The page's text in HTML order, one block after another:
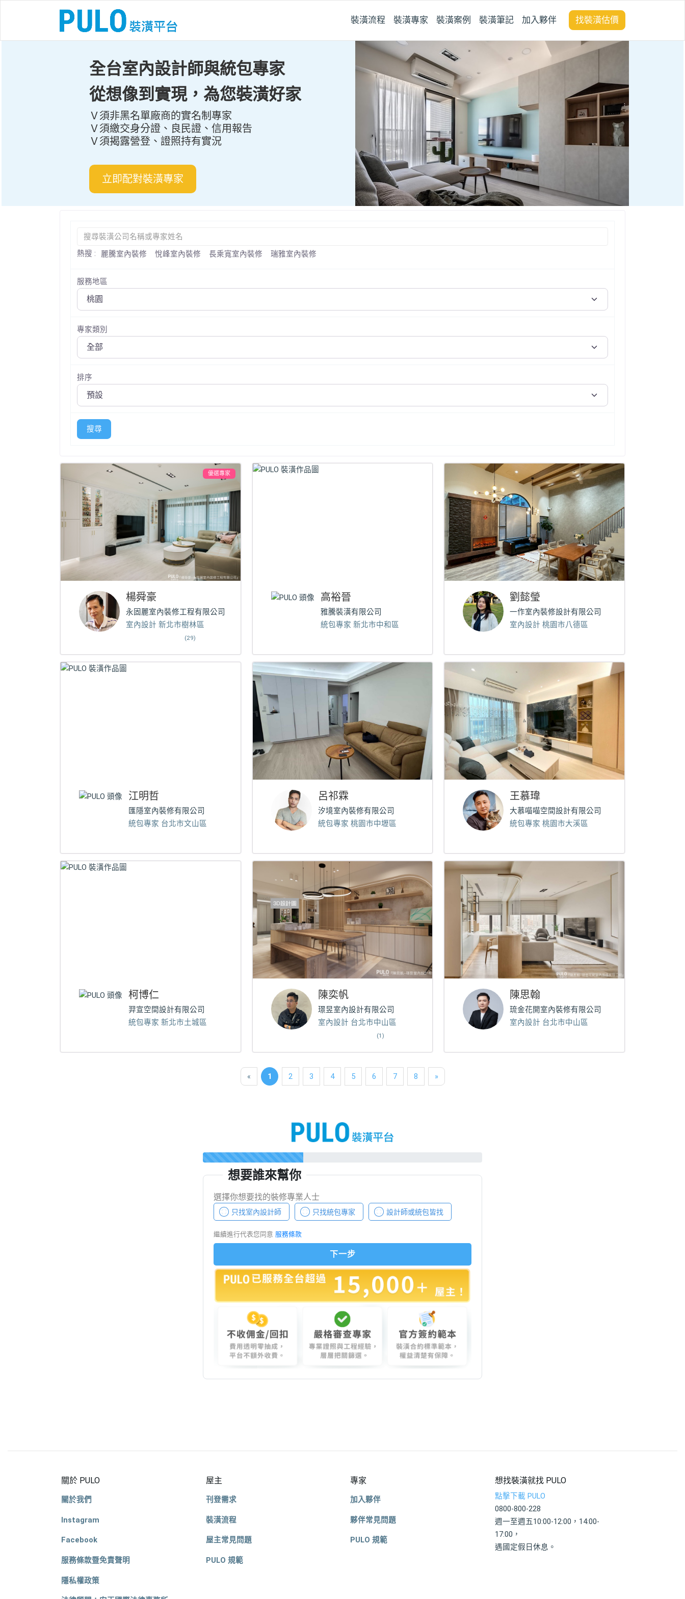
裝潢流程 裝潢專家 裝潢案例 裝潢筆記 加入夥伴 找裝潢估價
全台室內設計師與統包專家
從想像到實現，為您裝潢好家
Ｖ須非黑名單廠商的實名制專家
Ｖ須繳交身分證、良民證、信用報告
Ｖ須揭露營登、證照持有實況
立即配對裝潢專家
熱搜 : 麗騰室內裝修 悅峰室內裝修 長乘寬室內裝修 瑞雅室內裝修
服務地區
專家類別
排序
搜尋
優選專家
楊舜豪
永固麗室內裝修工程有限公司
室內設計 新北市樹林區
(29)
江明哲
匯隱室內裝修有限公司
統包專家 台北市文山區
柯博仁
羿宣空間設計有限公司
統包專家 新北市土城區
高裕晉
雅騰裝潢有限公司
統包專家 新北市中和區
呂祁霖
汐境室內裝修有限公司
統包專家 桃園市中壢區
陳奕帆
璟昱室內設計有限公司
室內設計 台北市中山區
(1)
劉懿瑩
一作室內裝修設計有限公司
室內設計 桃園市八德區
王慕瑋
大慕喵喵空間設計有限公司
統包專家 桃園市大溪區
陳思翰
琉金花開室內裝修有限公司
室內設計 台北市中山區
« 1 2 3 4 5 6 7 8 »
關於 PULO
關於我們
Instagram
Facebook
服務條款暨免責聲明
隱私權政策
屋主
刊登需求
裝潢流程
屋主常見問題
PULO 規範
專家
加入夥伴
夥伴常見問題
PULO 規範
想找裝潢就找 PULO
點擊下載 PULO
0800-800-228
週一至週五10:00-12:00，14:00-
17:00，
遇國定假日休息。